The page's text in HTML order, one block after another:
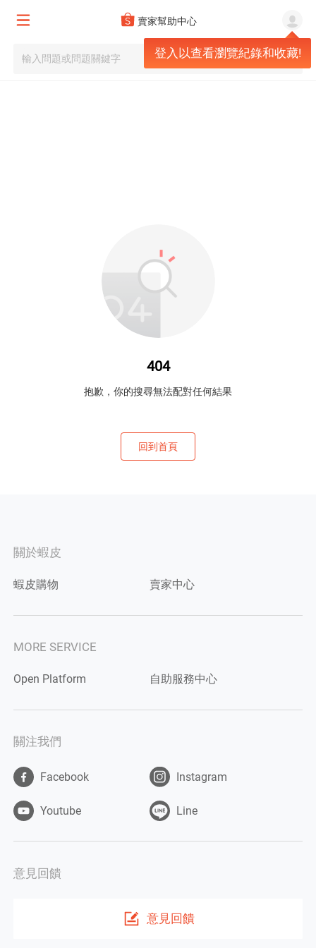
賣家幫助中心
登入以查看瀏覽紀錄和收藏!
404
抱歉，你的搜尋無法配對任何結果
回到首頁
關於蝦皮
蝦皮購物 賣家中心
MORE SERVICE
Open Platform 自助服務中心
關注我們
Facebook Instagram
Youtube Line
意見回饋
意見回饋